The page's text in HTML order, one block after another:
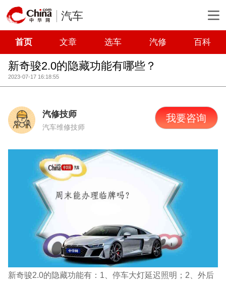
汽车
首页 文章 选车 汽修 百科
新奇骏2.0的隐藏功能有哪些？
2023-07-17 16:18:55
汽修技师
汽车维修技师
我要咨询
新奇骏2.0的隐藏功能有：1、停车大灯延迟照明；2、外后